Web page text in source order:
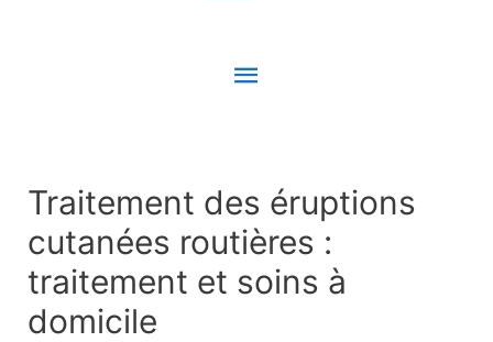
Menu
Traitement des éruptions
cutanées routières :
traitement et soins à
domicile